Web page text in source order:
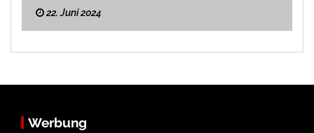
22. Juni 2024
Werbung